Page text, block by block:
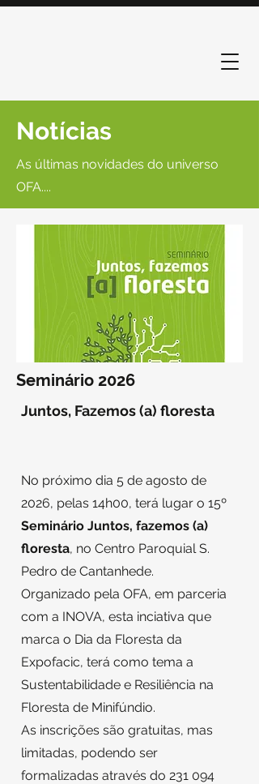
Notícias
As últimas novidades do universo
OFA....
Seminário 2026
Juntos, Fazemos (a) floresta
No próximo dia 5 de agosto de
2026, pelas 14h00, terá lugar o 15º
Seminário Juntos, fazemos (a)
floresta, no Centro Paroquial S.
Pedro de Cantanhede.
Organizado pela OFA, em parceria
com a INOVA, esta inciativa que
marca o Dia da Floresta da
Expofacic, terá como tema a
Sustentabilidade e Resiliência na
Floresta de Minifúndio.
As inscrições são gratuitas, mas
limitadas, podendo ser
formalizadas através do 231 094